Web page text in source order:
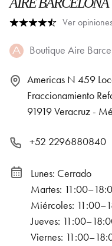
Ver
Boutique Aire
Americas N 459
Fraccionamiento
91919 Veracruz -
+52 2296880840
Lunes: Cerrado
Martes:
Miércoles:
Jueves:
Viernes: